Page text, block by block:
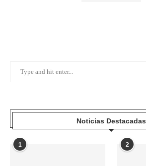
Noticias Destacadas
1 2